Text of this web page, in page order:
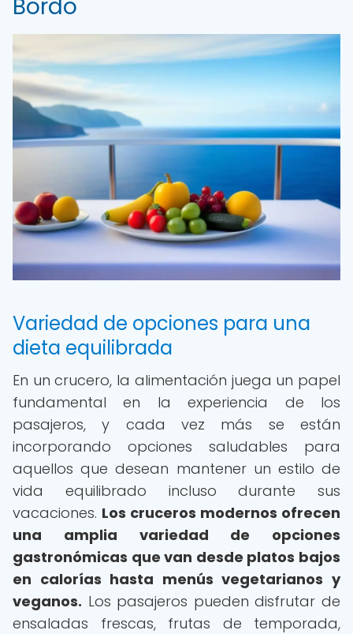
Bordo
Variedad de opciones para una
dieta equilibrada
En un crucero, la alimentación juega un papel
fundamental en la experiencia de los
pasajeros, y cada vez más se están
incorporando opciones saludables para
aquellos que desean mantener un estilo de
vida equilibrado incluso durante sus
vacaciones. Los cruceros modernos ofrecen
una amplia variedad de opciones
gastronómicas que van desde platos bajos
en calorías hasta menús vegetarianos y
veganos. Los pasajeros pueden disfrutar de
ensaladas frescas, frutas de temporada,